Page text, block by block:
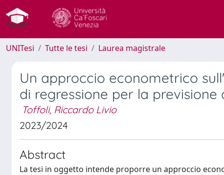
UNITesi Tutte le tesi Laurea magistrale
Un approccio econometrico
di regressione per la
Toffoli, Riccardo Livio
2023/2024
Abstract
La tesi in oggetto intende proporre un approccio